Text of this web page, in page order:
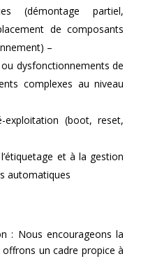
(démontage partiel,
de composants
–
dysfonctionnements de
complexes au niveau
(boot, reset,
et à la gestion
automatiques
: Nous encourageons la
un cadre propice à